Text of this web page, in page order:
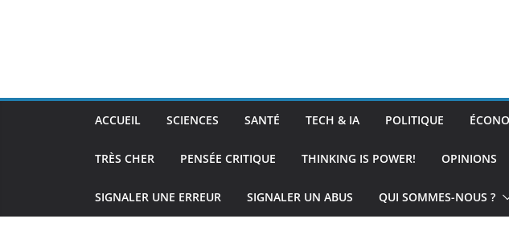
ACCUEIL SCIENCES SANTÉ TECH & IA POLITIQUE
TRÈS CHER PENSÉE CRITIQUE THINKING IS POWER! OPINIONS
SIGNALER UNE ERREUR SIGNALER UN ABUS QUI SOMMES-NOUS ?